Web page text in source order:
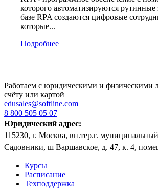
которого автоматизируются рутинные
базе RPA создаются цифровые
которые...
Подробнее
Работаем с юридическими и физическими
счёту или картой
edusales@softline.com
8 800 505 05 07
Юридический адрес:
115230, г. Москва, вн.тер.г.
Садовники, ш Варшавское, д. 47, к. 4,
Курсы
Расписание
Техподдержка